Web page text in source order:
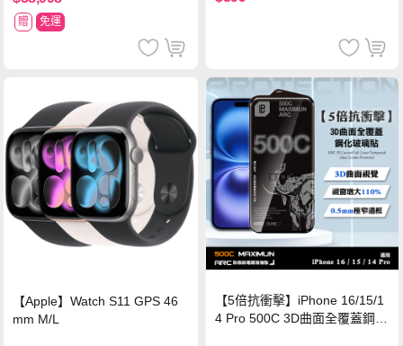
贈 免運
【Apple】Watch S11 GPS 46
mm M/L
【5倍抗衝擊】iPhone 16/15/1
4 Pro 500C 3D曲面全覆蓋鋼化